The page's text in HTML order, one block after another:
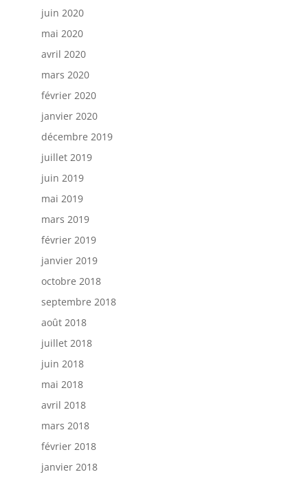
juin 2020
mai 2020
avril 2020
mars 2020
février 2020
janvier 2020
décembre 2019
juillet 2019
juin 2019
mai 2019
mars 2019
février 2019
janvier 2019
octobre 2018
septembre 2018
août 2018
juillet 2018
juin 2018
mai 2018
avril 2018
mars 2018
février 2018
janvier 2018